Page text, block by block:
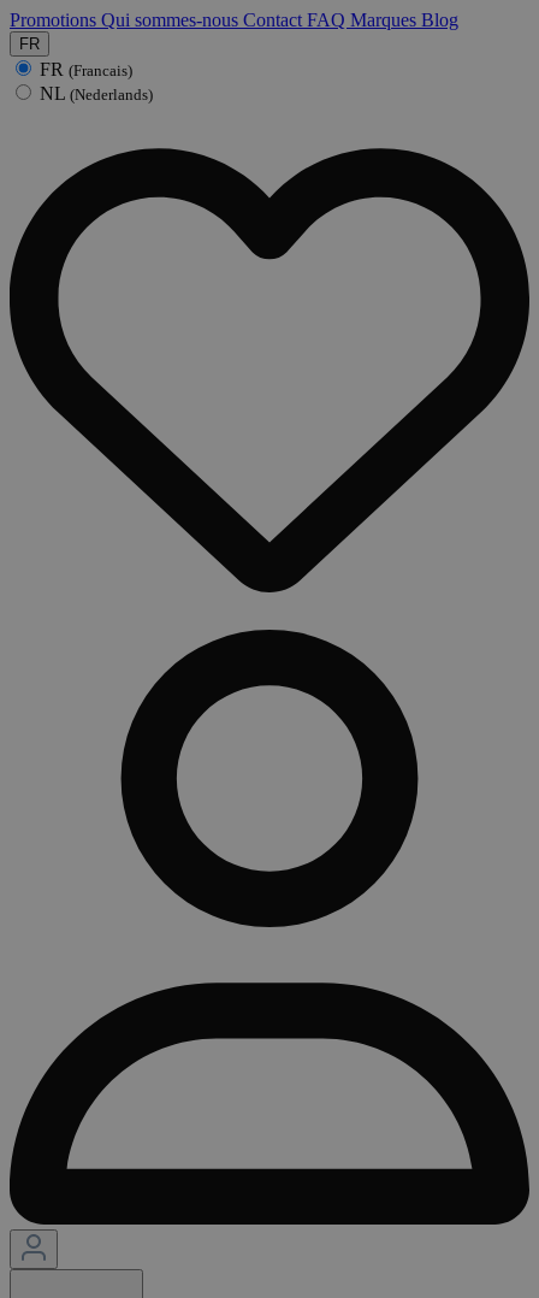
Promotions Qui sommes-nous Contact FAQ Marques Blog
FR
FR (Francais)
NL (Nederlands)